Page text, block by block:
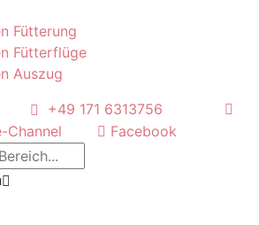
Fütterung
Fütterflüge
Auszug
+49 171 6313756
Channel
Facebook